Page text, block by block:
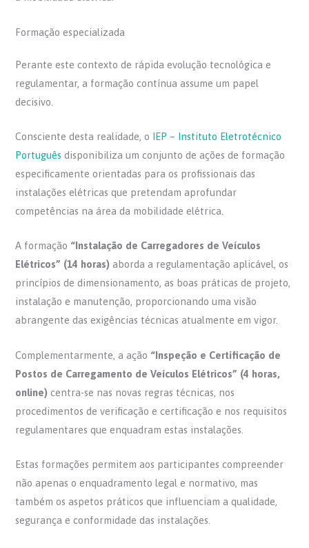
Formação especializada
Perante este contexto de rápida evolução tecnológica e
regulamentar, a formação contínua assume um papel
decisivo.
Consciente desta realidade, o IEP – Instituto Eletrotécnico
Português disponibiliza um conjunto de ações de formação
especificamente orientadas para os profissionais das
instalações elétricas que pretendam aprofundar
competências na área da mobilidade elétrica.
A formação “Instalação de Carregadores de Veículos
Elétricos” (14 horas) aborda a regulamentação aplicável, os
princípios de dimensionamento, as boas práticas de projeto,
instalação e manutenção, proporcionando uma visão
abrangente das exigências técnicas atualmente em vigor.
Complementarmente, a ação “Inspeção e Certificação de
Postos de Carregamento de Veículos Elétricos” (4 horas,
online) centra-se nas novas regras técnicas, nos
procedimentos de verificação e certificação e nos requisitos
regulamentares que enquadram estas instalações.
Estas formações permitem aos participantes compreender
não apenas o enquadramento legal e normativo, mas
também os aspetos práticos que influenciam a qualidade,
segurança e conformidade das instalações.